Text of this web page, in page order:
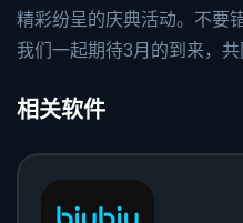
精彩纷呈的庆典活动。不要
我们一起期待3月的到来，
相关软件